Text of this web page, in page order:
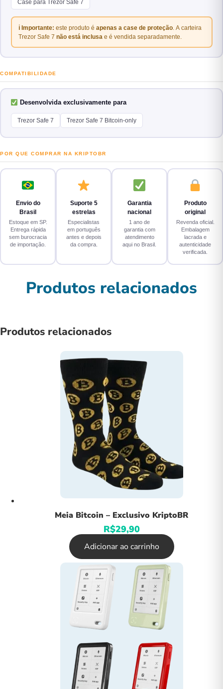
Case para Trezor Safe 7
ℹ Importante: este produto é apenas a case de proteção. A carteira
Trezor Safe 7 não está inclusa e é vendida separadamente.
COMPATIBILIDADE
Desenvolvida exclusivamente para
Trezor Safe 7 Trezor Safe 7 Bitcoin-only
POR QUE COMPRAR NA KRIPTOBR
Envio do
Brasil
Estoque em SP.
Entrega rápida
sem burocracia
de importação.
Suporte 5
estrelas
Especialistas
em português
antes e depois
da compra.
Garantia
nacional
1 ano de
garantia com
atendimento
aqui no Brasil.
Produto
original
Revenda oficial.
Embalagem
lacrada e
autenticidade
verificada.
Produtos relacionados
Produtos relacionados
Meia Bitcoin – Exclusivo KriptoBR
R$29,90
Adicionar ao carrinho